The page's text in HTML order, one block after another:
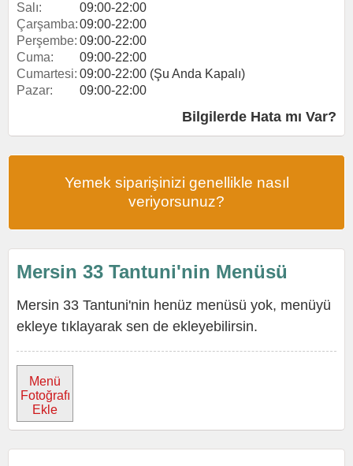
Salı:
09:00-22:00
Çarşamba:09:00-22:00
Perşembe: 09:00-22:00
Cuma:
09:00-22:00
Cumartesi: 09:00-22:00 (Şu Anda Kapalı)
Pazar:
09:00-22:00
Bilgilerde Hata mı Var?
Yemek siparişinizi genellikle nasıl
veriyorsunuz?
Mersin 33 Tantuni'nin Menüsü
Mersin 33 Tantuni'nin henüz menüsü yok, menüyü
ekleye tıklayarak sen de ekleyebilirsin.
Menü
Fotoğrafı
Ekle